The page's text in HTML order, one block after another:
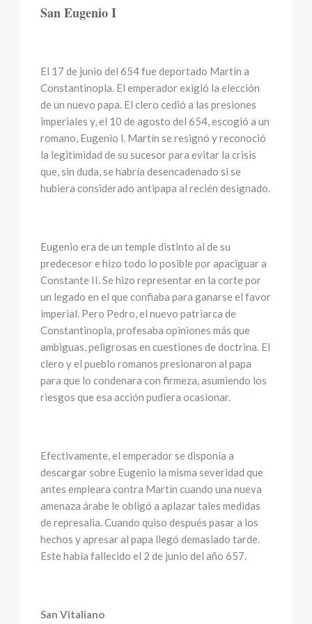
San Eugenio I
El 17 de junio del 654 fue deportado Martín a
Constantinopla. El emperador exigió la elección
de un nuevo papa. El clero cedió a las presiones
imperiales y, el 10 de agosto del 654, escogió a un
romano, Eugenio l. Martín se resignó y reconoció
la legitimidad de su sucesor para evitar la crisis
que, sin duda, se habría desencadenado si se
hubiera considerado antipapa al recién designado.
Eugenio era de un temple distinto al de su
predecesor e hizo todo lo posible por apaciguar a
Constante II. Se hizo representar en la corte por
un legado en el que confiaba para ganarse el favor
imperial. Pero Pedro, el nuevo patriarca de
Constantinopla, profesaba opiniones más que
ambiguas, peligrosas en cuestiones de doctrina. El
clero y el pueblo romanos presionaron al papa
para que lo condenara con firmeza, asumiendo los
riesgos que esa acción pudiera ocasionar.
Efectivamente, el emperador se disponía a
descargar sobre Eugenio la misma severidad que
antes empleara contra Martín cuando una nueva
amenaza árabe le obligó a aplazar tales medidas
de represalia. Cuando quiso después pasar a los
hechos y apresar al papa llegó demasiado tarde.
Este había fallecido el 2 de junio del año 657.
San Vitaliano